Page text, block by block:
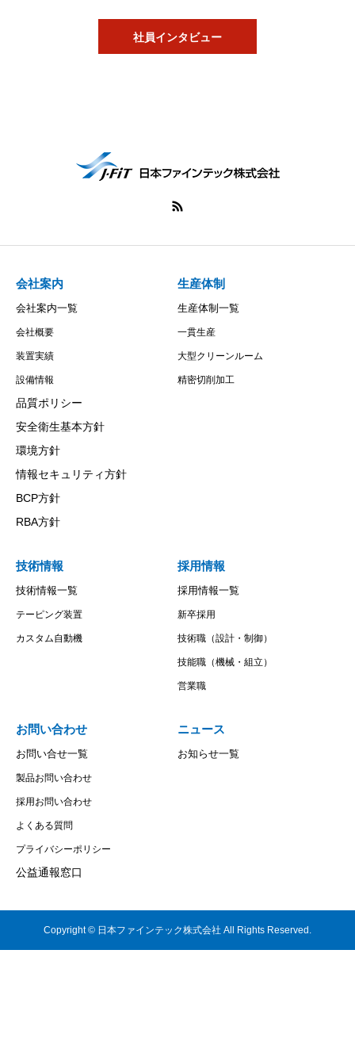
社員インタビュー
会社案内
会社案内一覧
会社概要
装置実績
設備情報
品質ポリシー
安全衛生基本方針
環境方針
情報セキュリティ方針
BCP方針
RBA方針
生産体制
生産体制一覧
一貫生産
大型クリーンルーム
精密切削加工
技術情報
技術情報一覧
テーピング装置
カスタム自動機
採用情報
採用情報一覧
新卒採用
技術職（設計・制御）
技能職（機械・組立）
営業職
お問い合わせ
お問い合せ一覧
製品お問い合わせ
採用お問い合わせ
よくある質問
プライバシーポリシー
公益通報窓口
ニュース
お知らせ一覧
Copyright © 日本ファインテック株式会社 All Rights Reserved.